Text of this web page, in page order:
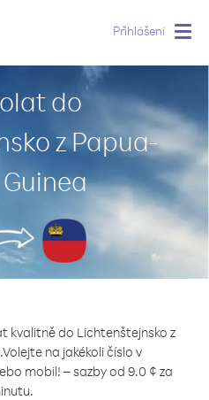
Přihlášení
do
z Papua-
kvalitně do Lichtenštejnsko z
Volejte na jakékoli číslo v
mobil! – sazby od 9.0 ¢ za